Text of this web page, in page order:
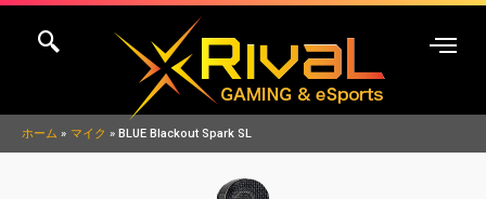
ホーム マイク BLUE Blackout Spark SL